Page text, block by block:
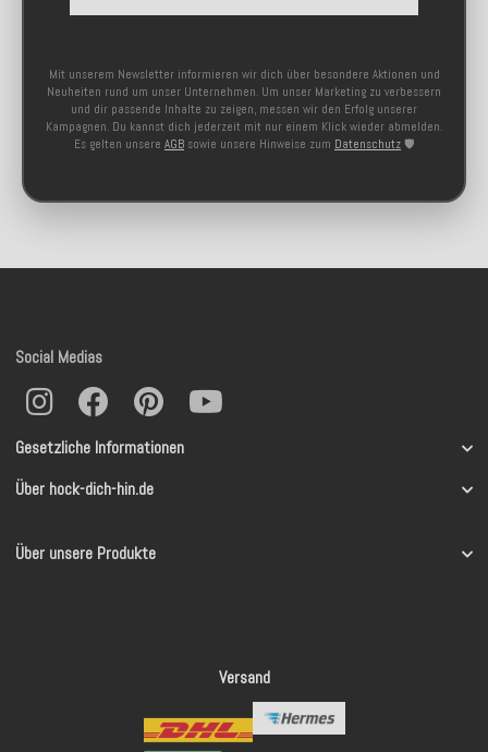
Mit unserem Newsletter informieren wir dich über besondere Aktionen und
Neuheiten rund um unser Unternehmen. Um unser Marketing zu verbessern
und dir passende Inhalte zu zeigen, messen wir den Erfolg unserer
Kampagnen. Du kannst dich jederzeit mit nur einem Klick wieder abmelden.
Es gelten unsere AGB sowie unsere Hinweise zum Datenschutz 🛡️
Gesetzliche Informationen
Über hock-dich-hin.de
Über unsere Produkte
Social Medias
Versand